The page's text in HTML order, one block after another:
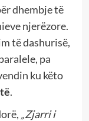
dhembje të
njerëzore.
të dashurisë,
pa
ku këto
.
„Zjarri i